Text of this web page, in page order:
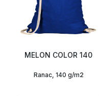
MELON COLOR 140
Ranac, 140 g/m2